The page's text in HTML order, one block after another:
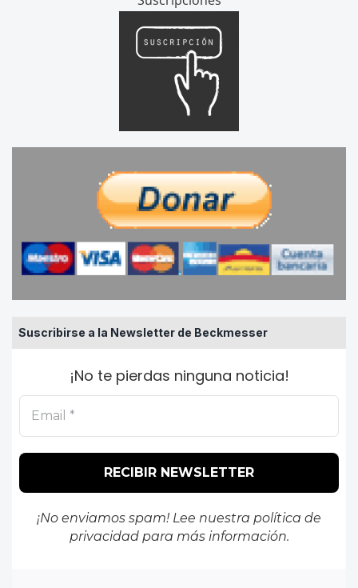
Suscribirse a la Newsletter de Beckmesser
¡No te pierdas ninguna noticia!
¡No enviamos spam! Lee nuestra política de
privacidadpara más información.